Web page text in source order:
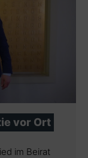
vor Ort
im Beirat